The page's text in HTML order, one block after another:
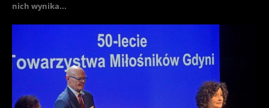
nich wynika...